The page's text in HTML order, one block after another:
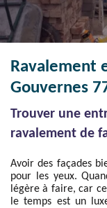
Ravalement
Gouvernes
Trouver une
ravalement de
Avoir des façades
pour les yeux.
légère à faire, car
le temps est un